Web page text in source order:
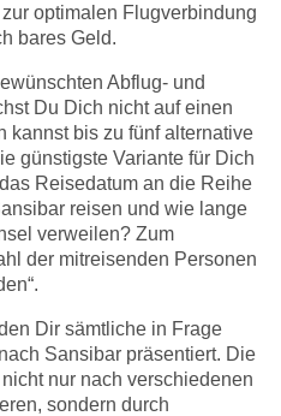
optimalen Flugverbindung
bares Geld.
Abflug- und
Du Dich nicht auf einen
kannst bis zu fünf alternative
günstigste Variante für Dich
Reisedatum an die Reihe
reisen und wie lange
verweilen? Zum
der mitreisenden Personen
Dir sämtliche in Frage
Sansibar präsentiert. Die
nur nach verschiedenen
sondern durch